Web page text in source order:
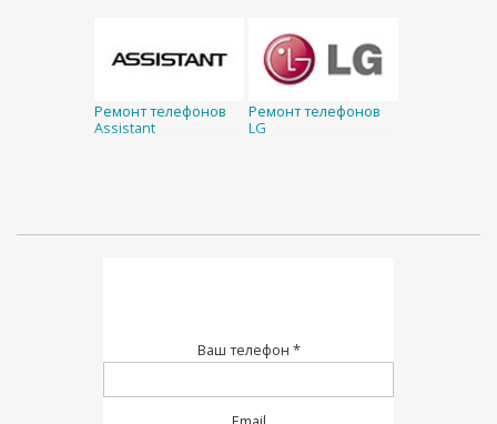
Ремонт телефонов
Assistant
Ремонт телефонов
LG
Ваш телефон *